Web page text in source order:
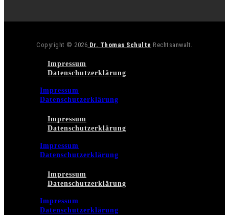
Copyright © 2026 Dr. Thomas Schulte Rechtsanwalt.
Impressum
Datenschutzerklärung
Impressum
Datenschutzerklärung
Impressum
Datenschutzerklärung
Impressum
Datenschutzerklärung
Impressum
Datenschutzerklärung
Impressum
Datenschutzerklärung